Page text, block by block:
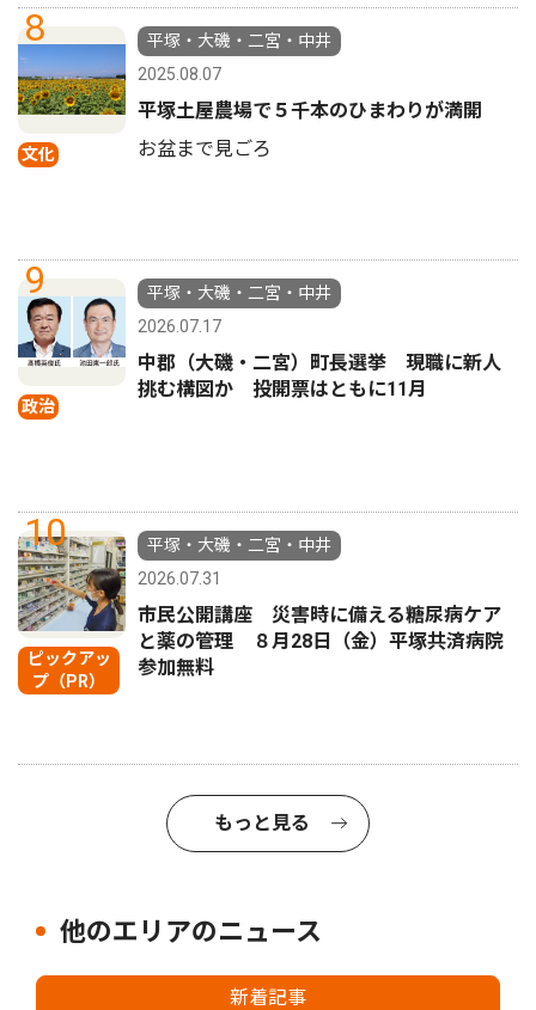
8
文化
平塚・大磯・二宮・中井
2025.08.07
平塚土屋農場で５千本のひまわりが満開
お盆まで見ごろ
9
政治
平塚・大磯・二宮・中井
2026.07.17
中郡（大磯・二宮）町長選挙 現職に新人
挑む構図か 投開票はともに11月
10
ピックアッ
プ（PR）
平塚・大磯・二宮・中井
2026.07.31
市民公開講座 災害時に備える糖尿病ケア
と薬の管理 ８月28日（金）平塚共済病院
参加無料
もっと見る
他のエリアのニュース
新着記事